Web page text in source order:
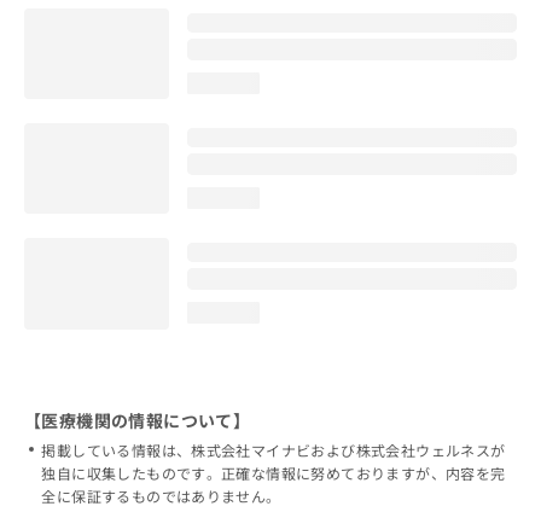
【医療機関の情報について】
掲載している情報は、株式会社マイナビおよび株式会社ウェルネスが
独自に収集したものです。正確な情報に努めておりますが、内容を完
全に保証するものではありません。